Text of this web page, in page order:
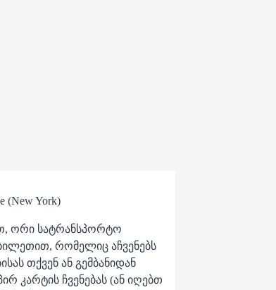
(New York)
ორი სატრანსპორტო
რომელიც აჩვენებს
თქვენ ან გემბანიდან
კარტის ჩვენებას (ან იღებთ